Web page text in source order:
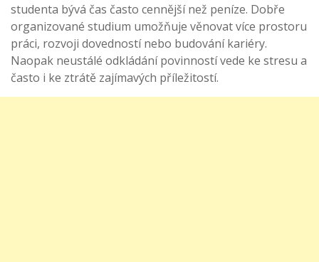
studenta bývá čas často cennější než peníze. Dobře
organizované studium umožňuje věnovat více prostoru
práci, rozvoji dovedností nebo budování kariéry.
Naopak neustálé odkládání povinností vede ke stresu a
často i ke ztrátě zajímavých příležitostí.